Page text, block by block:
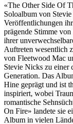
«The Other Side Of
Soloalbum von
Veröffentlichungen
prägende Stimme
ihrer
Auftreten wesentlich
von Fleetwood Mac
Stevie Nicks zu einer
Generation. Das
Hine geprägt und ist
inspiriert, wobei
romantische
On Fire» landete sie
Album in vielen